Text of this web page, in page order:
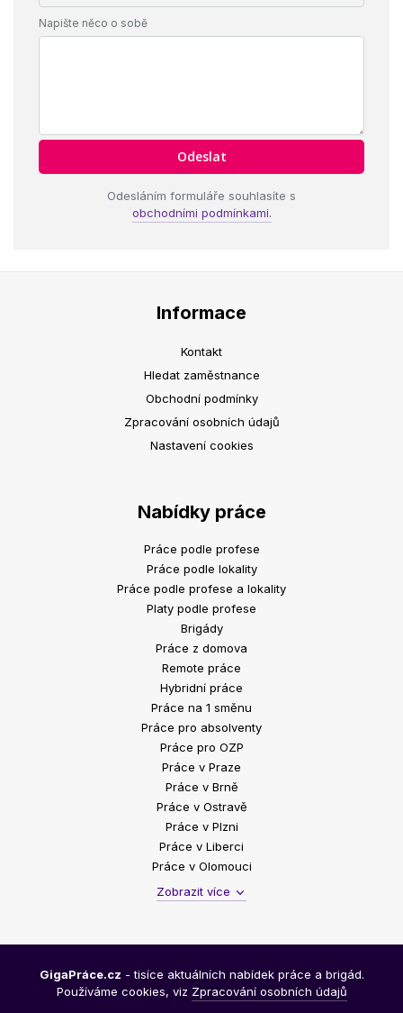
Napište něco o sobě
Odesláním formuláře souhlasíte s
obchodními podmínkami.
Informace
Kontakt
Hledat zaměstnance
Obchodní podmínky
Zpracování osobních údajů
Nastavení cookies
Nabídky práce
Práce podle profese
Práce podle lokality
Práce podle profese a lokality
Platy podle profese
Brigády
Práce z domova
Remote práce
Hybridní práce
Práce na 1 směnu
Práce pro absolventy
Práce pro OZP
Práce v Praze
Práce v Brně
Práce v Ostravě
Práce v Plzni
Práce v Liberci
Práce v Olomouci
Zobrazit více
GigaPráce.cz - tisíce aktuálních nabídek práce a brigád.
Používáme cookies, viz Zpracování osobních údajů